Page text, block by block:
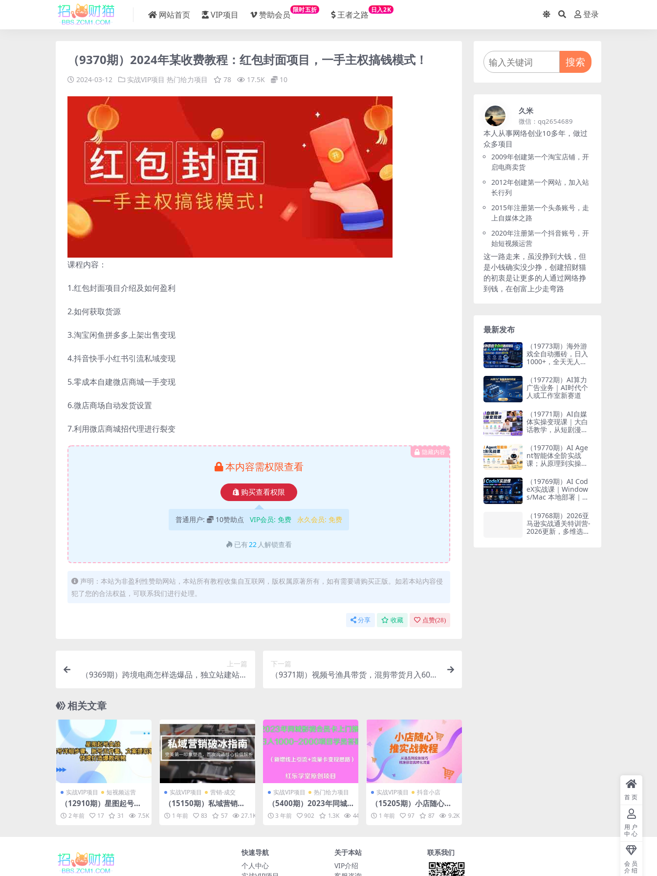
网站首页 VIP项目 赞助会员 限时五折 王者之路 日入2K
登录
（9370期）2024年某收费教程：红包封面项目，一手主权搞钱模式！
2024-03-12 实战VIP项目 热门给力项目 78 17.5K 10
课程内容：
1.红包封面项目介绍及如何盈利
2.如何获取货源
3.淘宝闲鱼拼多多上架出售变现
4.抖音快手小红书引流私域变现
5.零成本自建微店商城一手变现
6.微店商场自动发货设置
7.利用微店商城招代理进行裂变
隐藏内容
本内容需权限查看
购买查看权限
普通用户: 10赞助点 VIP会员: 免费 永久会员: 免费
已有22 人解锁查看
声明：本站为非盈利性赞助网站，本站所有教程收集自互联网，版权属原著所有，如有需要请购买正版。如若本站内容侵
犯了您的合法权益，可联系我们进行处理。
分享 收藏 点赞(28)
上一篇
（9369期）跨境电商怎样选爆品，独立站建站实
下一篇
（9371期）视频号渔具带货，混剪带货月入6000
相关文章
实战VIP项目 短视频运营
（12910期）星图起号实
战：起号详细步骤、账号
五件套、文案提取等，快
2 年前 17 31 7.5K 10
实战VIP项目 营销-成交
（15150期）私域营销破
冰指南，完美第一印象塑
造，首次沟通核心价值解
1 年前 83 57 27.1K 10
实战VIP项目 热门给力项目
（5400期）2023年同城
影视会员卡上门推销日入1
000-2000项目变现新玩法
3 年前 902 1.3K 44.6K 10
实战VIP项目 抖音小店
（15205期）小店随心推
实战教程，从选品到投放
技巧，精准获取高转化流
1 年前 97 87 9.2K
搜索
久米
微信：qq2654689
本人从事网络创业10多年，做过
众多项目
2009年创建第一个淘宝店铺，开
启电商卖货
2012年创建第一个网站，加入站
长行列
2015年注册第一个头条账号，走
上自媒体之路
2020年注册第一个抖音账号，开
始短视频运营
这一路走来，虽没挣到大钱，但
是小钱确实没少挣，创建招财猫
的初衷是让更多的人通过网络挣
到钱，在创富上少走弯路
最新发布
（19773期）海外游
戏全自动搬砖，日入
1000+，全天无人值
（19772期）AI算力
广告业务｜AI时代个
人或工作室新赛道
（19771期）AI自媒
体实操变现课｜大白
话教学，从短剧漫剧
也能掌握爆款内容创
作与变现全流程
（19770期）AI Age
nt智能体全阶实战
课；从原理到实操全
基础也能搭建自动运
行的智能体
（19769期）AI Cod
eX实战课｜Window
s/Mac 本地部署｜AP
制｜漫剧剪辑｜网站
VR 项目｜AI项目落地
全教程
（19768期）2026亚
马逊实战通关特训营-
2026更新，多维选品
快速导航
个人中心
关于本站
VIP介绍
联系我们
首页
用户
中心
会员
介绍